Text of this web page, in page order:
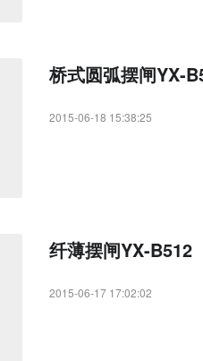
桥式圆弧摆闸YX-
2015-06-18 15:38:25
纤薄摆闸YX-B512
2015-06-17 17:02:02